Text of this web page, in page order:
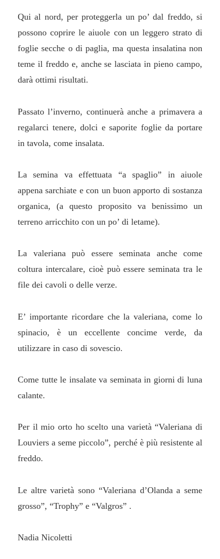
Qui al nord, per proteggerla un po’ dal freddo, si
possono coprire le aiuole con un leggero strato di
foglie secche o di paglia, ma questa insalatina non
teme il freddo e, anche se lasciata in pieno campo,
darà ottimi risultati.
Passato l’inverno, continuerà anche a primavera a
regalarci tenere, dolci e saporite foglie da portare
in tavola, come insalata.
La semina va effettuata “a spaglio” in aiuole
appena sarchiate e con un buon apporto di sostanza
organica, (a questo proposito va benissimo un
terreno arricchito con un po’ di letame).
La valeriana può essere seminata anche come
coltura intercalare, cioè può essere seminata tra le
file dei cavoli o delle verze.
E’ importante ricordare che la valeriana, come lo
spinacio, è un eccellente concime verde, da
utilizzare in caso di sovescio.
Come tutte le insalate va seminata in giorni di luna
calante.
Per il mio orto ho scelto una varietà “Valeriana di
Louviers a seme piccolo”, perché è più resistente al
freddo.
Le altre varietà sono “Valeriana d’Olanda a seme
grosso”, “Trophy” e “Valgros” .
Nadia Nicoletti